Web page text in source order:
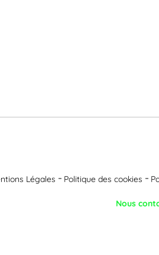
Légales Politique des cookies
Nous